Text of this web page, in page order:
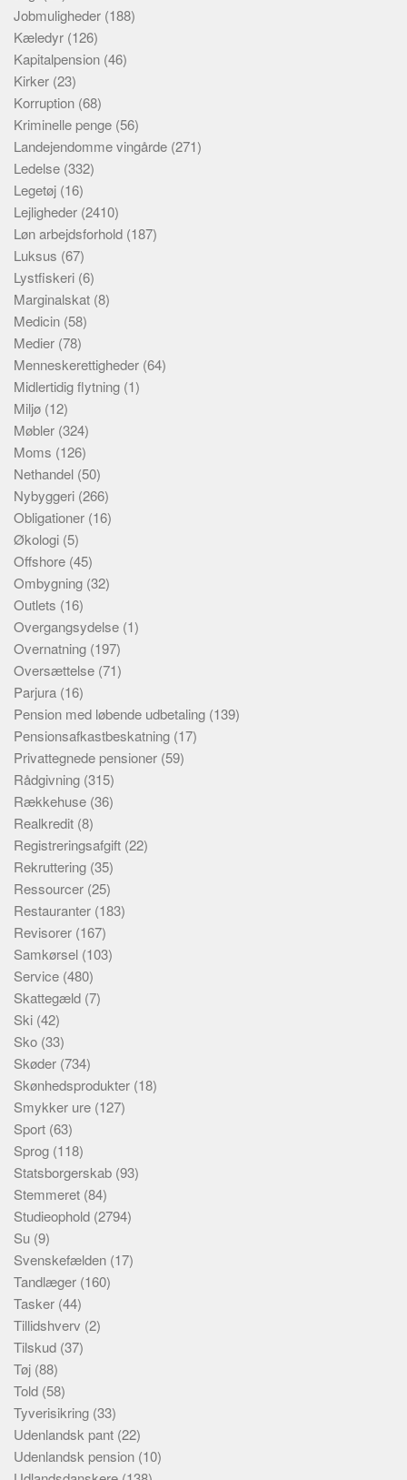
Jobmuligheder (188)
Kæledyr (126)
Kapitalpension (46)
Kirker (23)
Korruption (68)
Kriminelle penge (56)
Landejendomme vingårde (271)
Ledelse (332)
Legetøj (16)
Lejligheder (2410)
Løn arbejdsforhold (187)
Luksus (67)
Lystfiskeri (6)
Marginalskat (8)
Medicin (58)
Medier (78)
Menneskerettigheder (64)
Midlertidig flytning (1)
Miljø (12)
Møbler (324)
Moms (126)
Nethandel (50)
Nybyggeri (266)
Obligationer (16)
Økologi (5)
Offshore (45)
Ombygning (32)
Outlets (16)
Overgangsydelse (1)
Overnatning (197)
Oversættelse (71)
Parjura (16)
Pension med løbende udbetaling (139)
Pensionsafkastbeskatning (17)
Privattegnede pensioner (59)
Rådgivning (315)
Rækkehuse (36)
Realkredit (8)
Registreringsafgift (22)
Rekruttering (35)
Ressourcer (25)
Restauranter (183)
Revisorer (167)
Samkørsel (103)
Service (480)
Skattegæld (7)
Ski (42)
Sko (33)
Skøder (734)
Skønhedsprodukter (18)
Smykker ure (127)
Sport (63)
Sprog (118)
Statsborgerskab (93)
Stemmeret (84)
Studieophold (2794)
Su (9)
Svenskefælden (17)
Tandlæger (160)
Tasker (44)
Tillidshverv (2)
Tilskud (37)
Tøj (88)
Told (58)
Tyverisikring (33)
Udenlandsk pant (22)
Udenlandsk pension (10)